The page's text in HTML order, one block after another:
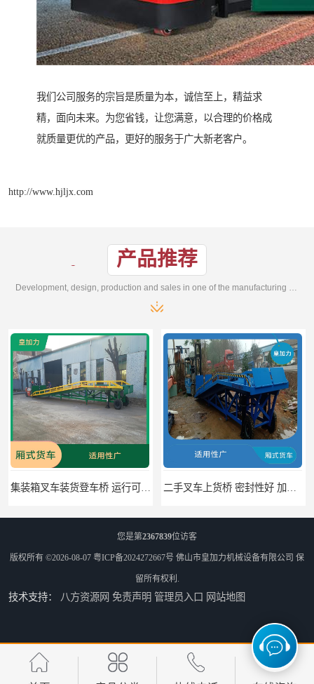
我们公司服务的宗旨是质量为本，诚信至上，精益求
精，面向未来。为您省钱，让您满意，以合理的价格成
就质量更优的产品，更好的服务于广大新老客户。
http://www.hjljx.com
产品推荐
中国澳门固定式登车桥 灵活性高 使用寿命长
您是第2367839位访客
版权所有 ©2026-08-07 粤ICP备2024272667号 佛山市皇加力机械设备有限公司 保
留所有权利.
技术支持： 八方资源网 免责声明 管理员入口 网站地图